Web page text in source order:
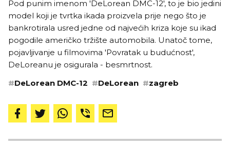
Pod punim imenom 'DeLorean DMC-12', to je bio jedini
model koji je tvrtka ikada proizvela prije nego što je
bankrotirala usred jedne od najvećih kriza koje su ikad
pogodile američko tržište automobila. Unatoč tome,
pojavljivanje u filmovima 'Povratak u budućnost',
DeLoreanu je osigurala - besmrtnost.
#DeLorean DMC-12 #DeLorean #zagreb